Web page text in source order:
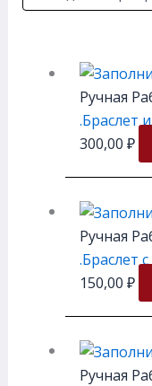
Ручная
.Браслет
300,00 ₽
Ручная
.Браслет
150,00 ₽
Ручная